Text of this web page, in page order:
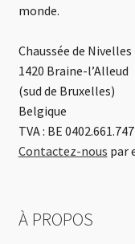
monde.
Chaussée de Nivelles
1420 Braine-l’Alleud
(sud de Bruxelles)
Belgique
TVA : BE 0402.661.747
Contactez-nous par
À PROPOS